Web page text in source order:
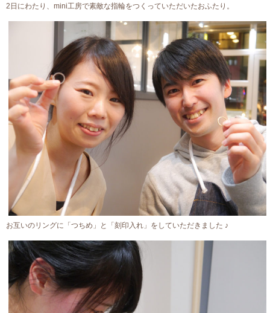
2日にわたり、mini工房で素敵な指輪をつくっていただいたおふたり。
お互いのリングに「つちめ」と「刻印入れ」をしていただきました ♪